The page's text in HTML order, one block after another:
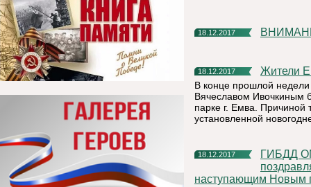
18.12.2017
18.12.2017 Жители
В конце прошлой
Вячеславом Ивочкиным
парке г. Емва. Причиной
установленной
18.12.2017
ГИБДД ОМВД России по Княжпогостскому району
наступающим Новым